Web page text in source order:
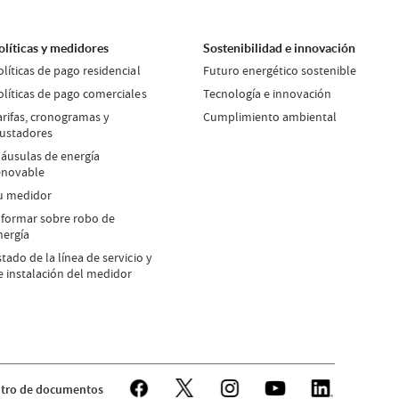
y medidores
de pago residencial
de pago comerciales
cronogramas y
de energía
medidor
sobre robo de
de la línea de servicio y
instalación del medidor
Sostenibilidad e innovación
Futuro energético sostenible
Tecnología e innovación
Cumplimiento ambiental
de documentos